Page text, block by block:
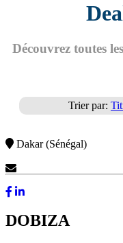
Découvrez toutes
Trier par:
Dakar (Sénégal)
DOBIZA